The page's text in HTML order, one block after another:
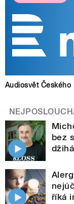
Audiosvět Českého
bez
říká